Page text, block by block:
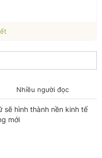
Nhiều người đọc
sẽ hình thành nền kinh tế
mới